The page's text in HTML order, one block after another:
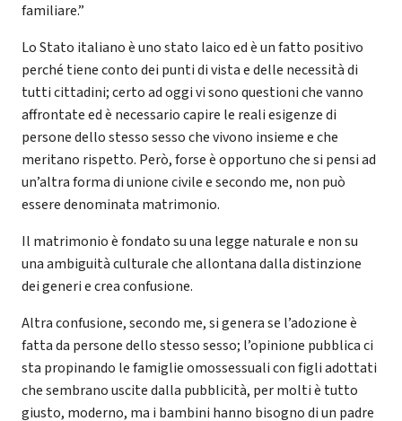
familiare.”
Lo Stato italiano è uno stato laico ed è un fatto positivo
perché tiene conto dei punti di vista e delle necessità di
tutti cittadini; certo ad oggi vi sono questioni che vanno
affrontate ed è necessario capire le reali esigenze di
persone dello stesso sesso che vivono insieme e che
meritano rispetto. Però, forse è opportuno che si pensi ad
un’altra forma di unione civile e secondo me, non può
essere denominata matrimonio.
Il matrimonio è fondato su una legge naturale e non su
una ambiguità culturale che allontana dalla distinzione
dei generi e crea confusione.
Altra confusione, secondo me, si genera se l’adozione è
fatta da persone dello stesso sesso; l’opinione pubblica ci
sta propinando le famiglie omossessuali con figli adottati
che sembrano uscite dalla pubblicità, per molti è tutto
giusto, moderno, ma i bambini hanno bisogno di un padre